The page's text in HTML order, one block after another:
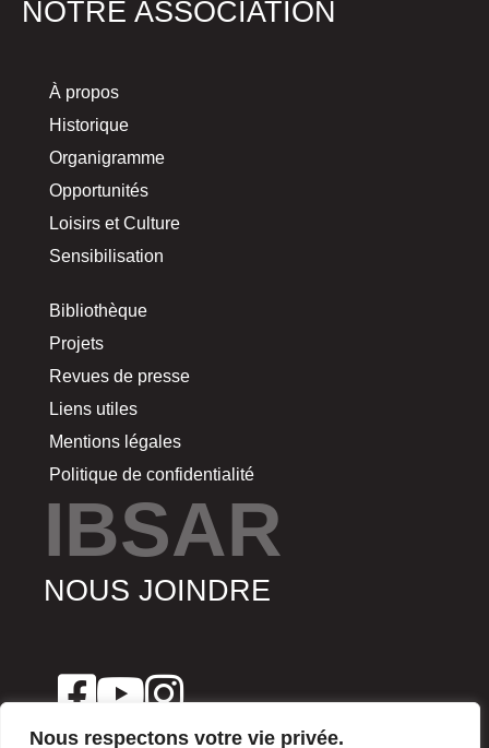
Nous respectons votre vie privée.
NOTRE ASSOCIATION
À propos
Historique
Organigramme
Opportunités
Loisirs et Culture
Sensibilisation
Bibliothèque
Projets
Revues de presse
Liens utiles
Mentions légales
Politique de confidentialité
IBSAR
NOUS JOINDRE